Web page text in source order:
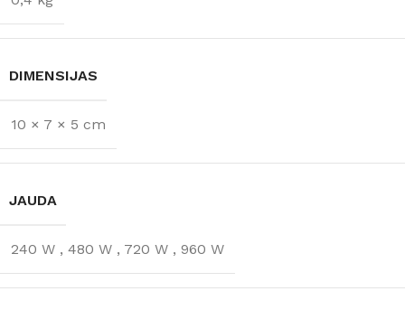
DIMENSIJAS
10 × 7 × 5 cm
JAUDA
240 W , 480 W , 720 W , 960 W